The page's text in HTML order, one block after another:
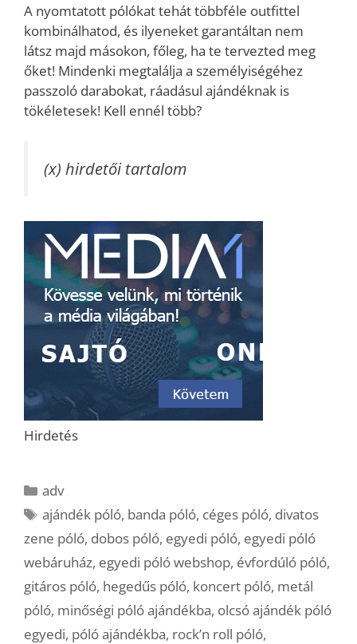
A nyomtatott pólókat tehát többféle outfittel
kombinálhatod, és ilyeneket garantáltan nem
látsz majd másokon, főleg, ha te tervezted meg
őket! Mindenki megtalálja a személyiségéhez
passzoló darabokat, ráadásul ajándéknak is
tökéletesek! Kell ennél több?
(x) hirdetői tartalom
Hirdetés
Kategória
adv
Címkék
ajándék póló, banda póló, céges póló, divatos
zene póló, dobos póló, egyedi póló, egyedi póló
webáruház, egyedi póló webshop, évfordúló póló,
gitáros póló, hegedűs póló, koncert póló, metál
póló, minőségi póló ajándékba, olcsó ajándék póló
egyedi, póló ajándékba, rock’n roll póló,